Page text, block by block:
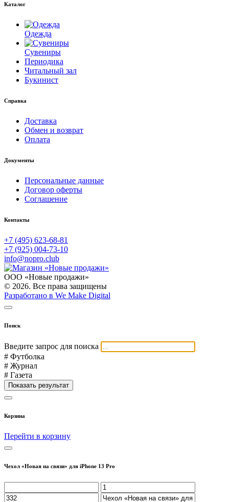
Каталог
Одежда
Сувениры
Периодика
Читальный зал
Букинист
Справка
Доставка
Обмен и возврат
Оплата
Документы
Персональные данные
Договор оферты
Соглашение
Контакты
+7 (495) 623-68-81
+7 (925) 004-73-10
info@nopro.club
ООО «Новые продажи»
© 2026. Все права защищены
Разработано в We Make Digital
Поиск
Введите запрос для поиска
# Футболка
# Журнал
# Газета
Показать результат
Корзина
Перейти в корзину
Чехол «Новая на связи» для iPhone 13 Pro